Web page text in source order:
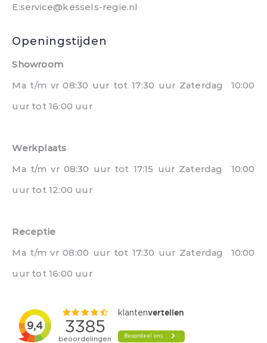
E:service@kessels-regie.nl
Openingstijden
Showroom
Ma t/m vr 08:30 uur tot 17:30 uur Zaterdag 10:00
uur tot 16:00 uur
Werkplaats
Ma t/m vr 08:30 uur tot 17:15 uur Zaterdag 10:00
uur tot 12:00 uur
Receptie
Ma t/m vr 08:00 uur tot 17:30 uur Zaterdag 10:00
uur tot 16:00 uur